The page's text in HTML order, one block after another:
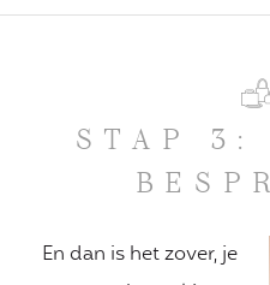
STAP 3:
En dan is het zover, je